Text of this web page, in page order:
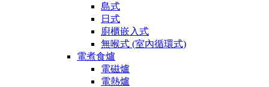
島式
日式
廚櫃嵌入式
無喉式 (室內循環式)
電煮食爐
電磁爐
電熱爐